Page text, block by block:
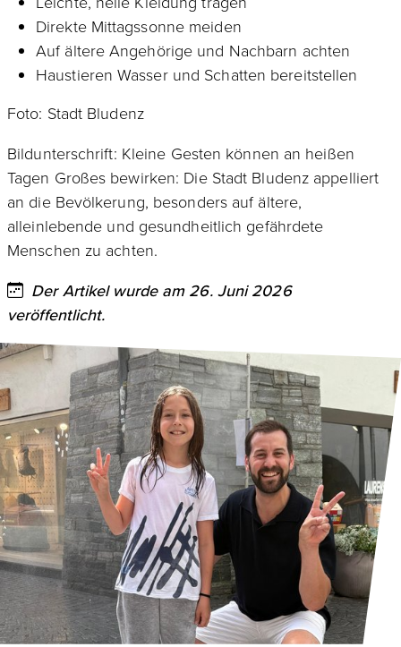
Direkte Mittagssonne meiden
Auf ältere Angehörige und Nachbarn achten
Haustieren Wasser und Schatten bereitstellen
Foto: Stadt Bludenz
Bildunterschrift: Kleine Gesten können an heißen
Tagen Großes bewirken: Die Stadt Bludenz appelliert
an die Bevölkerung, besonders auf ältere,
alleinlebende und gesundheitlich gefährdete
Menschen zu achten.
Der Artikel wurde am 26. Juni 2026
veröffentlicht.